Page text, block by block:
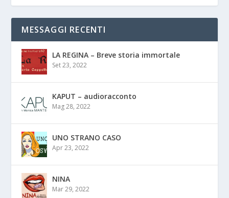
MESSAGGI RECENTI
LA REGINA – Breve storia immortale
Set 23, 2022
KAPUT – audioracconto
Mag 28, 2022
UNO STRANO CASO
Apr 23, 2022
NINA
Mar 29, 2022